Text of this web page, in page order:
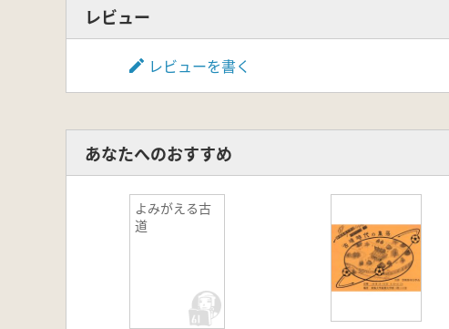
レビュー
レビューを書く
あなたへのおすすめ
よみがえる古
道